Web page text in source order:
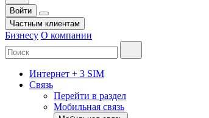
Войти
Частным клиентам
Бизнесу О компании
Интернет + 3 SIM
Связь
Перейти в раздел
Мобильная связь